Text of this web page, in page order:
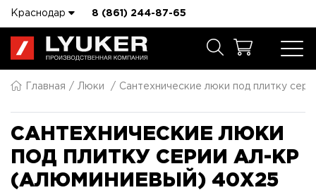
Краснодар 8 (861) 244-87-65
Главная Люки Сантехнические люки под плитку
САНТЕХНИЧЕСКИЕ ЛЮКИ
ПОД ПЛИТКУ СЕРИИ АЛ-КР
(АЛЮМИНИЕВЫЙ) 40X25